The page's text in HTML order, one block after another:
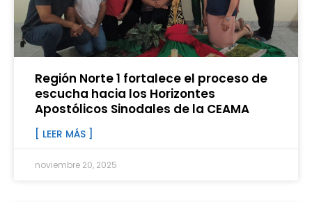
Región Norte 1 fortalece el proceso de
escucha hacia los Horizontes
Apostólicos Sinodales de la CEAMA
[ LEER MÁS ]
noviembre 20, 2025